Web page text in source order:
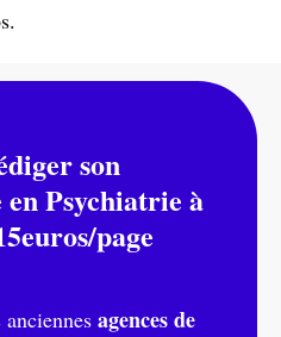
son
Psychiatrie à
page
agences de